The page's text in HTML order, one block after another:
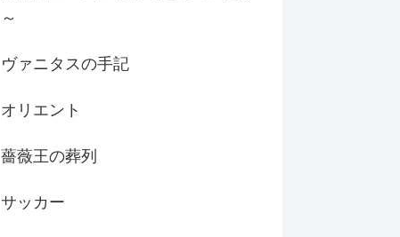
～
ヴァニタスの手記
オリエント
薔薇王の葬列
サッカー